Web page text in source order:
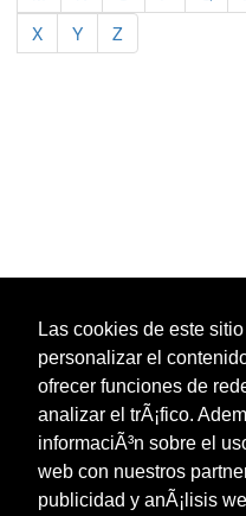
Las cookies de este
personalizar el
ofrecer funciones de
analizar el trÃ¡fico.
informaciÃ³n sobre el
web con nuestros
publicidad y anÃ¡lisis
X
Y Z